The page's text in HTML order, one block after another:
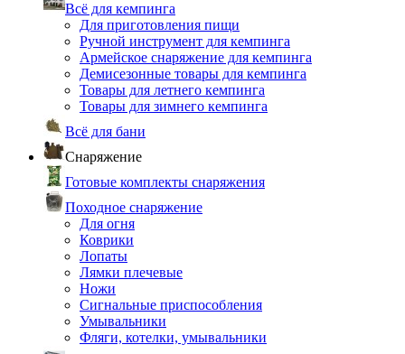
Всё для кемпинга
Для приготовления пищи
Ручной инструмент для кемпинга
Армейское снаряжение для кемпинга
Демисезонные товары для кемпинга
Товары для летнего кемпинга
Товары для зимнего кемпинга
Всё для бани
Снаряжение
Готовые комплекты снаряжения
Походное снаряжение
Для огня
Коврики
Лопаты
Лямки плечевые
Ножи
Сигнальные приспособления
Умывальники
Фляги, котелки, умывальники